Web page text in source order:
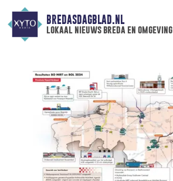
BREDASDAGBLAD.NL
lokaal nieuws breda en omgeving